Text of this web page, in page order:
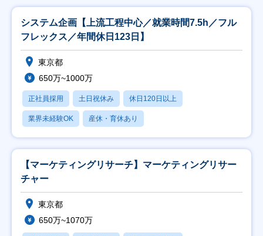
システム企画【上流工程中心／就業時間7.5h／フル
フレックス／年間休日123日】
東京都
650万~1000万
正社員採用 土日祝休み 休日120日以上
業界未経験OK 産休・育休あり
【マーケティングリサーチ】マーケティングリサー
チャー
東京都
650万~1070万